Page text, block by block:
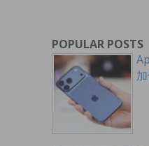
POPULAR POSTS